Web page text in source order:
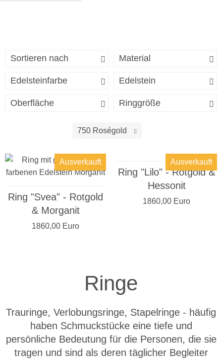
Sortieren nach Material
Edelsteinfarbe Edelstein
Oberfläche Ringgröße
750 Roségold
Ring "Svea" - Rotgold
& Morganit
Ausverkauft
1860,00 Euro
Ring "Lilo" - Rotgold &
Hessonit
Ausverkauft
1860,00 Euro
Ringe
Trauringe, Verlobungsringe, Stapelringe - häufig
haben Schmuckstücke eine tiefe und
persönliche Bedeutung für die Personen, die sie
tragen und sind als deren täglicher Begleiter